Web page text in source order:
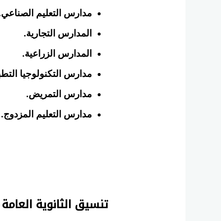
مدارس التعليم
المدارس التجارية.
المدارس الزراعية.
مدارس التكنولوجيا
مدارس التمريض.
مدارس التعليم المزدوج.
تنسيق الثانوية العامة 2026